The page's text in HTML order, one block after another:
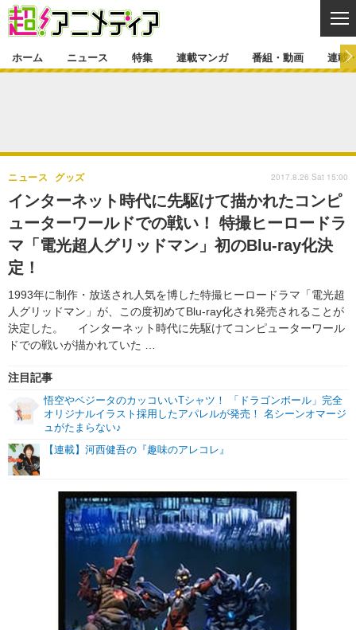
ゲーム・アプリ マンガ
グッズ イベント
声優 コスプレ
特集一覧 カバー
ラキりす
連載マンガ
番組・動画
番組・動画一覧 ラジオ
動画
連載・ブログ
連載・ブログ一覧
編集部ブログ・お知らせ
ホーム ニュース 特集 連載マンガ 番組・動画 連載
インターネット時代に先駆けて描かれたコンピ
ューターワールドでの戦い！ 特撮ヒーロードラ
マ「電光超人グリッドマン」初のBlu-ray化決
定！
1993年に制作・放送され人気を博した特撮ヒーロードラマ「電光超
人グリッドマン」が、この度初めてBlu-ray化され発売されることが
決定した。 インターネット時代に先駆けてコンピューターワール
ドでの戦いが描かれていた …
ニュース グッズ
注目記事
悟空やベジータのカッコいいTシャツ！ 「ドラゴンボール」完全
オリジナルイラスト採用したアパレルが発売！ 名シーンオマージ
ュがたまらない♪
【連載】河西健吾の『趣味のアレコレ』
2017.8.26 Sat 15:00